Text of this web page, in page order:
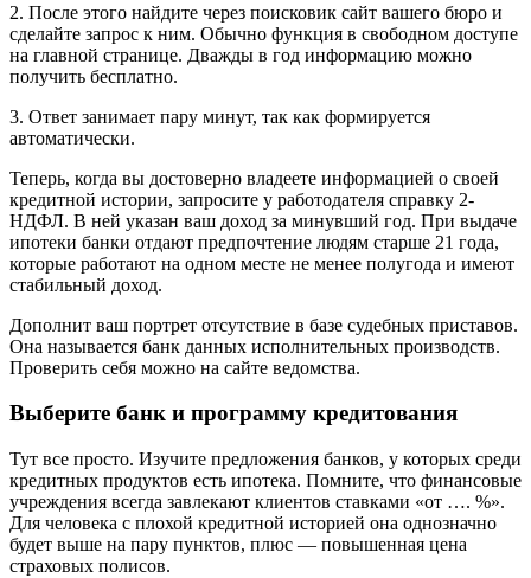
2. После этого найдите через поисковик сайт вашего бюро и
сделайте запрос к ним. Обычно функция в свободном доступе
на главной странице. Дважды в год информацию можно
получить бесплатно.
3. Ответ занимает пару минут, так как формируется
автоматически.
Теперь, когда вы достоверно владеете информацией о своей
кредитной истории, запросите у работодателя справку 2-
НДФЛ. В ней указан ваш доход за минувший год. При выдаче
ипотеки банки отдают предпочтение людям старше 21 года,
которые работают на одном месте не менее полугода и имеют
стабильный доход.
Дополнит ваш портрет отсутствие в базе судебных приставов.
Она называется банк данных исполнительных производств.
Проверить себя можно на сайте ведомства.
Выберите банк и программу кредитования
Тут все просто. Изучите предложения банков, у которых среди
кредитных продуктов есть ипотека. Помните, что финансовые
учреждения всегда завлекают клиентов ставками «от …. %».
Для человека с плохой кредитной историей она однозначно
будет выше на пару пунктов, плюс — повышенная цена
страховых полисов.